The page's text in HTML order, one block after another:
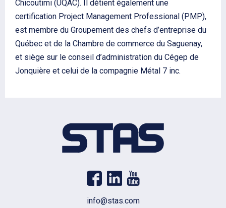
Chicoutimi (UQAC). Il détient également une
certification Project Management Professional (PMP),
est membre du Groupement des chefs d’entreprise du
Québec et de la Chambre de commerce du Saguenay,
et siège sur le conseil d’administration du Cégep de
Jonquière et celui de la compagnie Métal 7 inc.
Courriel
info@stas.com